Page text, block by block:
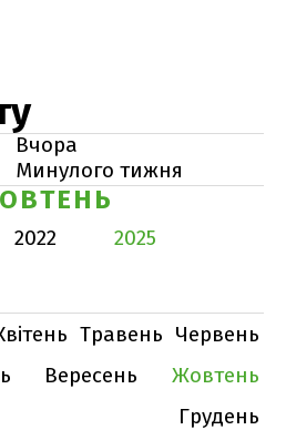
Вчора
Минулого тижня
2022
2025
Травень Червень
Вересень
Жовтень
Грудень